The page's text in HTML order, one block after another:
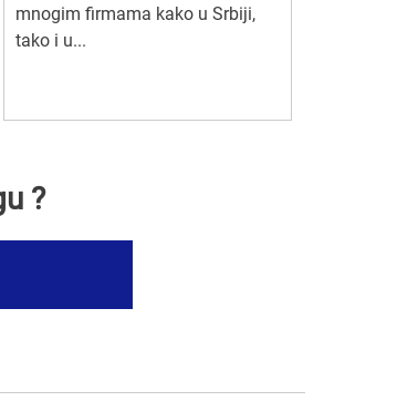
mnogim firmama kako u Srbiji,
tako i u...
?